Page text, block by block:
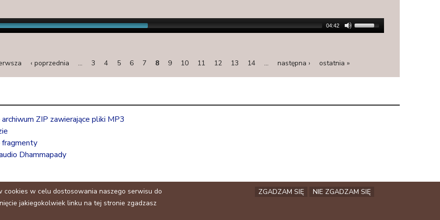
a
l
04:42
‹ poprzednia … 3 4 5 6 7 8 9 10 11 12 13 14 … następna › ostatnia »
archiwum ZIP zawierające pliki MP3
fragmenty
Dhammapady
cookies w celu dostosowania naszego serwisu do
jakiegokolwiek linku na tej stronie zgadzasz
ZGADZAM SIĘ NIE ZGADZAM SIĘ